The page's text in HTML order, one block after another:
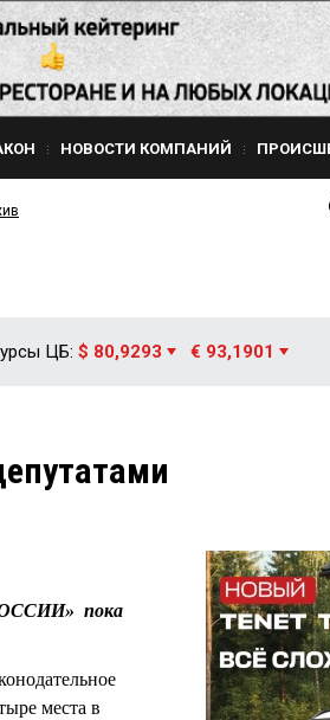
НОВОСТИ КОМПАНИЙ
ЦБ: $ 80,9293 € 93,1901
пока
места в